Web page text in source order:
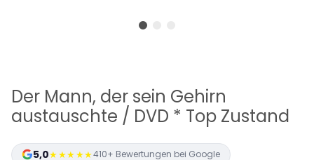
Der Mann, der sein Gehirn
austauschte / DVD * Top Zustand
5,0★★★★★410+ Bewertungen bei Google